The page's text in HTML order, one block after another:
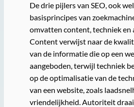
De drie pijlers van SEO, ook
basisprincipes van
omvatten content, techniek
Content verwijst naar de
van de informatie die op een
aangeboden, terwijl techniek
op de optimalisatie van de
van een website, zoals
vriendelijkheid. Autoriteit